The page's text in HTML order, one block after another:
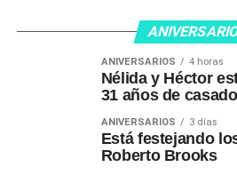
ANIVERSARIOS 4 horas
Nélida y Héctor
31 años de
ANIVERSARIOS 3 días
Está festejando
Roberto Brooks